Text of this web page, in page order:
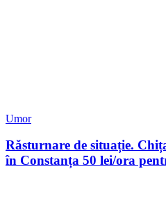
Umor
Răsturnare de situație.
în Constanța 50 lei/ora